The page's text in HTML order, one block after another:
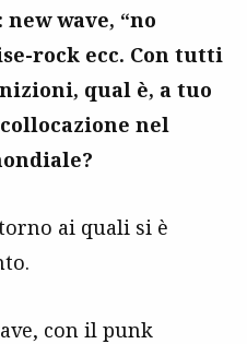
wave, “no
rock ecc. Con tutti
qual è, a tuo
nel
ai quali si è
con il punk